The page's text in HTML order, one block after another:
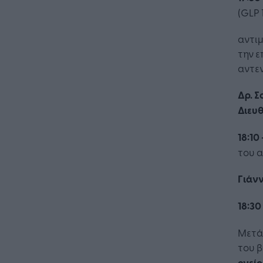
(GLP
την
Δρ.
18:10
του
του